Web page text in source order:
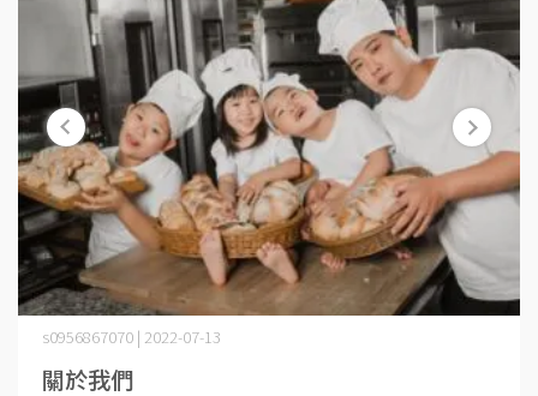
s0956867070 | 2022-07-13
關於我們